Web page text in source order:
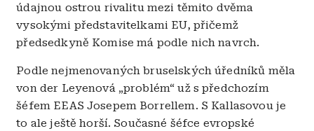
údajnou ostrou rivalitu mezi těmito dvěma
vysokými představitelkami EU, přičemž
předsedkyně Komise má podle nich navrch.
Podle nejmenovaných bruselských úředníků měla
von der Leyenová „problém“ už s předchozím
šéfem EEAS Josepem Borrellem. S Kallasovou je
to ale ještě horší. Současné šéfce evropské